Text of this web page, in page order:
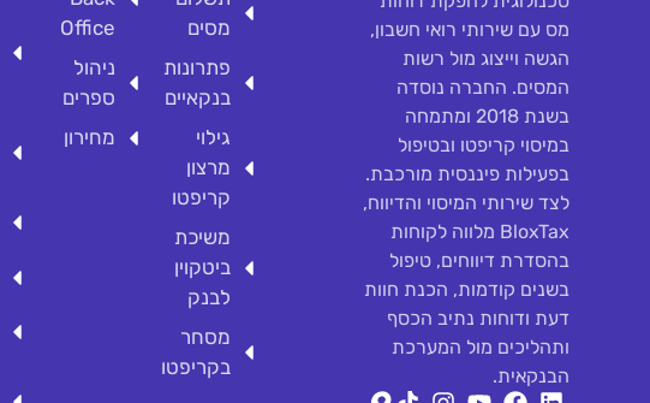
מס עם שירותי רואי חשבון,
הגשה וייצוג מול רשות
המסים. החברה נוסדה
בשנת 2018 ומתמחה
במיסוי קריפטו ובטיפול
בפעילות פיננסית מורכבת.
לצד שירותי המיסוי והדיווח,
BloxTax מלווה לקוחות
בהסדרת דיווחים, טיפול
בשנים קודמות, הכנת חוות
דעת ודוחות נתיב הכסף
ותהליכים מול המערכת
הבנקאית.
מסים
פתרונות
בנקאיים
גילוי
מרצון
קריפטו
משיכת
ביטקוין
לבנק
מסחר
בקריפטו
Office
ניהול
ספרים
מחירון